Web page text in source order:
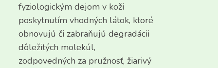
fyziologickým dejom v koži
poskytnutím vhodných látok, ktoré
obnovujú či zabraňujú degradácii
dôležitých molekúl,
zodpovedných za pružnosť, žiarivý